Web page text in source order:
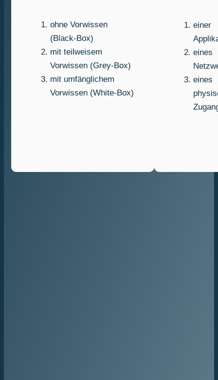
ohne Vorwissen
(Black-Box)
mit teilweisem
Vorwissen (Grey-Box)
mit umfänglichem
Vorwissen (White-Box)
einer
eines
eines